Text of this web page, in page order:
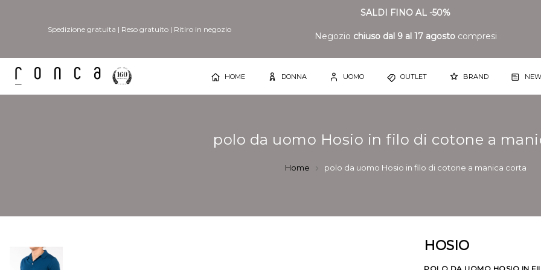
Spedizione gratuita | Reso gratuito| Ritiro in negozio
SALDI FINO AL -50%
Negozio chiuso dal 9 al 17 agosto compresi
HOME DONNA UOMO OUTLET BRAND
polo da uomo Hosio in filo di cotone a
Home polo da uomo Hosio in filo di cotone a manica corta
all'inizio
HOSIO